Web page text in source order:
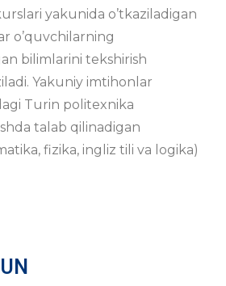
yakunida o’tkaziladigan
o’quvchilarning
bilimlarini tekshirish
Yakuniy imtihonlar
Turin politexnika
talab qilinadigan
fizika, ingliz tili va logika)